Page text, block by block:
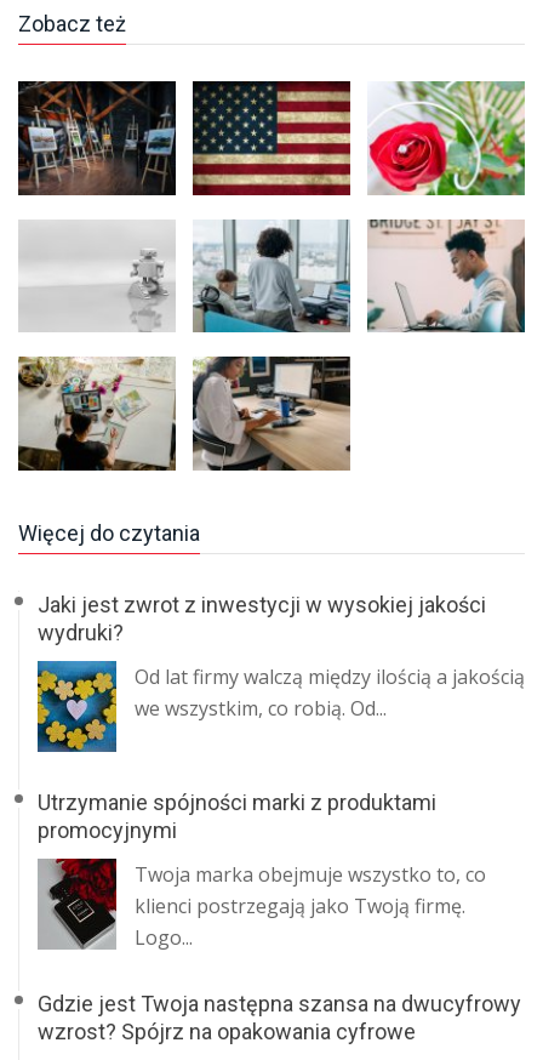
Zobacz też
Więcej do czytania
Jaki jest zwrot z inwestycji w wysokiej jakości
wydruki?
Od lat firmy walczą między ilością a jakością
we wszystkim, co robią. Od...
Utrzymanie spójności marki z produktami
promocyjnymi
Twoja marka obejmuje wszystko to, co
klienci postrzegają jako Twoją firmę.
Logo...
Gdzie jest Twoja następna szansa na dwucyfrowy
wzrost? Spójrz na opakowania cyfrowe